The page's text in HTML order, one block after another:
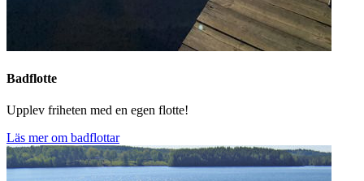
Badflotte
Upplev friheten med en egen flotte!
Läs mer om badflottar